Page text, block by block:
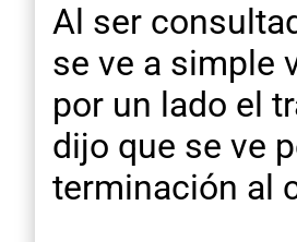
Al ser
se ve a simple
por un lado el
dijo que se ve
terminación al